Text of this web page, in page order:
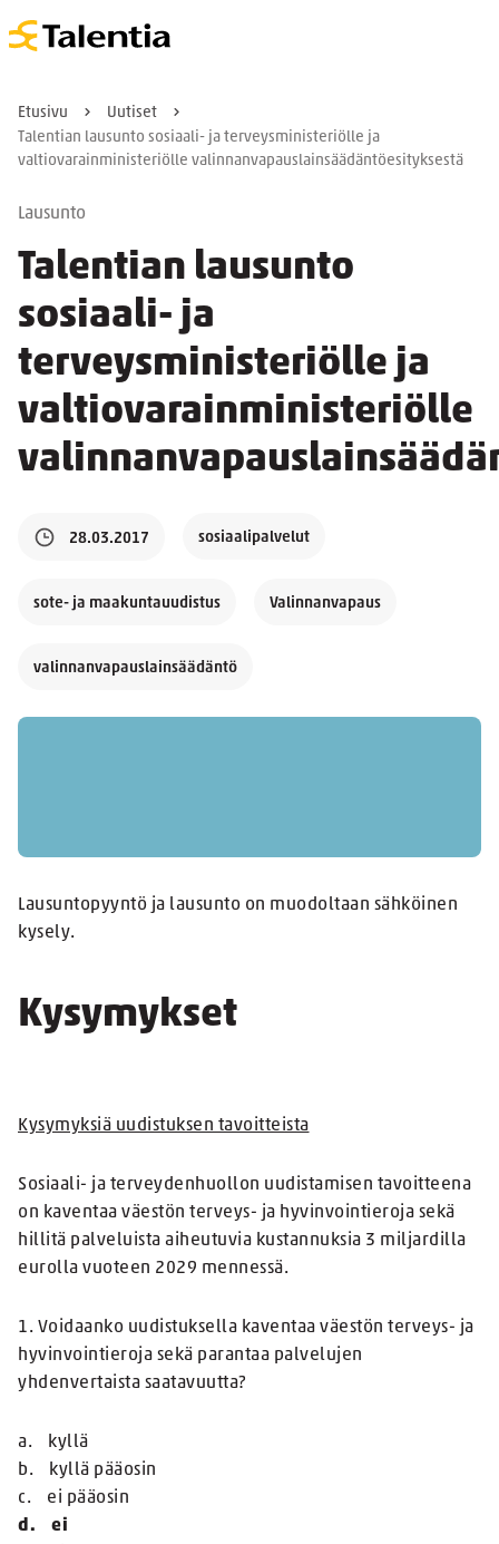
Etusivu
Uutiset
Talentian lausunto sosiaali- ja terveysministeriölle ja
valtiovarainministeriölle valinnanvapauslainsäädäntöesityksestä
Lausunto
Talentian lausunto
sosiaali- ja
terveysministeriölle ja
valtiovarainministeriölle
28.03.2017 sosiaalipalvelut
sote- ja maakuntauudistus Valinnanvapaus
valinnanvapauslainsäädäntö
Lausuntopyyntö ja lausunto on muodoltaan sähköinen
kysely.
Kysymykset
Kysymyksiä uudistuksen tavoitteista
Sosiaali- ja terveydenhuollon uudistamisen tavoitteena
on kaventaa väestön terveys- ja hyvinvointieroja sekä
hillitä palveluista aiheutuvia kustannuksia 3 miljardilla
eurolla vuoteen 2029 mennessä.
1. Voidaanko uudistuksella kaventaa väestön terveys- ja
hyvinvointieroja sekä parantaa palvelujen
yhdenvertaista saatavuutta?
a. kyllä
b. kyllä pääosin
c. ei pääosin
d. ei